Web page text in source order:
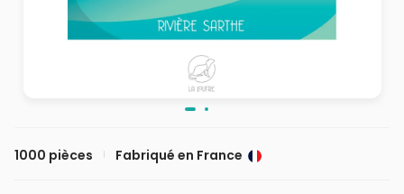
1000 pièces Fabriqué en France